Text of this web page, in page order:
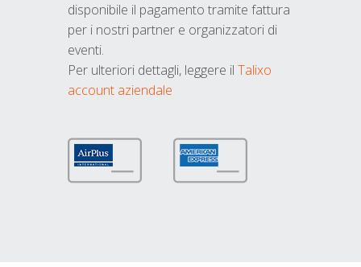
disponibile il pagamento tramite fattura
per i nostri partner e organizzatori di
eventi.
Per ulteriori dettagli, leggere il Talixo
account aziendale